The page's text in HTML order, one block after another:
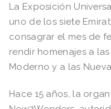
La Exposición
uno de los siete
consagrar el mes de
rendir homenajes a
Moderno y a las
Hace 15 años, la